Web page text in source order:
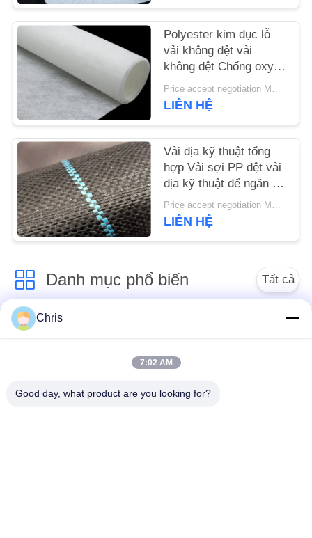
YÊU
CẦU
BÁO
SƠ
ĐỒ
TRANG
WEB
PRIVACY
Polyester kim đục lỗ
vải không dệt vải
không dệt Chống oxy
hóa
Price accept negotiation MOQ:100m2
LIÊN HỆ
Vải địa kỹ thuật tổng
hợp Vải sợi PP dệt vải
địa kỹ thuật để ngăn cỏ
mọc
Price accept negotiation MOQ:1000 m2
LIÊN HỆ
Danh mục phổ biến
Tất cả
vật liệu không dệt
Chris
7:02 AM
Good day, what product are you looking for?